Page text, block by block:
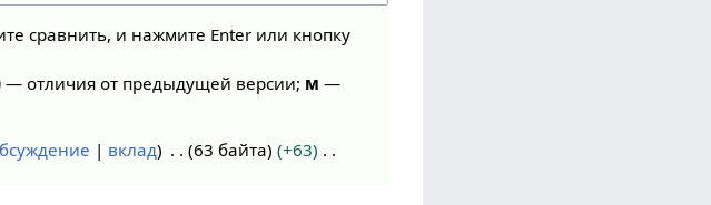
сравнить, и нажмите Enter или кнопку
— отличия от предыдущей версии; м —
вклад 63 байта
+63